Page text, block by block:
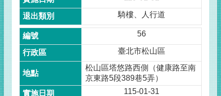
騎樓、人行道
56
臺北市松山區
松山區塔悠路西側（健康路至南
京東路5段389巷5弄）
115-01-31